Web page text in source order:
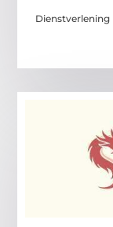
Dienstverlening